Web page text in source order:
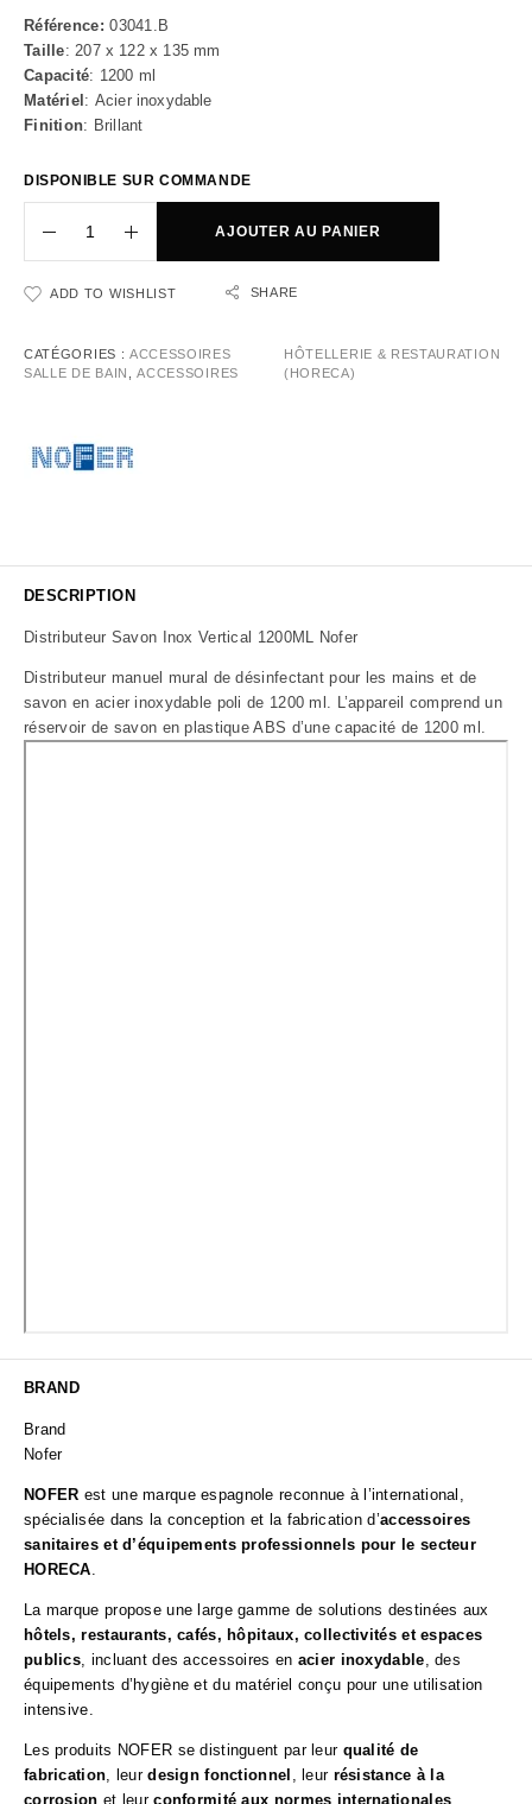
Référence: 03041.B
Taille: 207 x 122 x 135 mm
Capacité: 1200 ml
Matériel : Acier inoxydable
Finition: Brillant
DISPONIBLE SUR COMMANDE
AJOUTER AU PANIER
ADD TO WISHLIST SHARE
CATÉGORIES : ACCESSOIRES
SALLE DE BAIN
,ACCESSOIRES
HÔTELLERIE & RESTAURATION
(HORECA)
DESCRIPTION
Distributeur Savon Inox Vertical 1200ML Nofer
Distributeur manuel mural de désinfectant pour les mains et de
savon en acier inoxydable poli de 1200 ml. L’appareil comprend un
réservoir de savon en plastique ABS d’une capacité de 1200 ml.
BRAND
Brand
Nofer
NOFER est une marque espagnole reconnue à l’international,
spécialisée dans la conception et la fabrication d’accessoires
sanitaires et d’équipements professionnels pour le secteur
HORECA.
La marque propose une large gamme de solutions destinées aux
hôtels, restaurants, cafés, hôpitaux, collectivités et espaces
publics, incluant des accessoires en acier inoxydable, des
équipements d’hygiène et du matériel conçu pour une utilisation
intensive.
Les produits NOFER se distinguent par leur qualité de
fabrication, leurdesign fonctionnel , leur résistance à la
corrosion et leurconformité aux normes internationales